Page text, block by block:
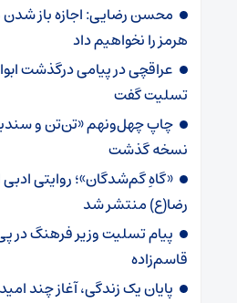
محسن رضایی: اجازه باز شدن
هرمز را نخواهیم داد
عراقچی در پیامی درگذشت
تسلیت گفت
نسخه گذشت
«گاهِ گم‌شدگان»؛ روایتی ادبی
رضا(ع) منتشر شد
پیام تسلیت وزیر فرهنگ در
قاسم‌زاده
پایان یک زندگی، آغاز چند امید